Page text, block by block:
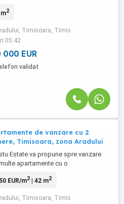
la etajul 1,intr-un ansamblu
utila de 59 mp.
-hol acces spatios. -
-baie mare cu cada si geam. -
2
Timisoara, Timis
05:42
000 EUR
validat
de vanzare cu 2
Timisoara, zona Aradului
Estate va propune spre vanzare
apartamente cu o
zona Aradului – ideale atat
Locuintele dispun de: hol de acces
EUR/m2| 42 m2
Timisoara, Timis